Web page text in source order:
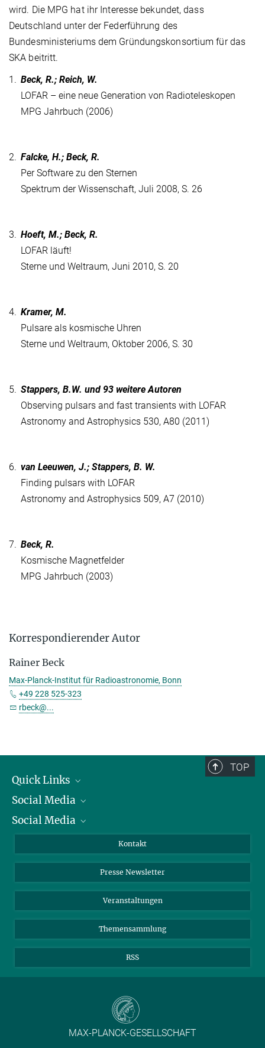
wird. Die MPG hat ihr Interesse bekundet, dass
Deutschland unter der Federführung des
Bundesministeriums dem Gründungskonsortium für das
SKA beitritt.
1. Beck, R.; Reich, W.
LOFAR – eine neue Generation von Radioteleskopen
MPG Jahrbuch (2006)
2. Falcke, H.; Beck, R.
Per Software zu den Sternen
Spektrum der Wissenschaft, Juli 2008, S. 26
3. Hoeft, M.; Beck, R.
LOFAR läuft!
Sterne und Weltraum, Juni 2010, S. 20
4. Kramer, M.
Pulsare als kosmische Uhren
Sterne und Weltraum, Oktober 2006, S. 30
5. Stappers, B.W. und 93 weitere Autoren
Observing pulsars and fast transients with LOFAR
Astronomy and Astrophysics 530, A80 (2011)
6. van Leeuwen, J.; Stappers, B. W.
Finding pulsars with LOFAR
Astronomy and Astrophysics 509, A7 (2010)
7. Beck, R.
Kosmische Magnetfelder
MPG Jahrbuch (2003)
Korrespondierender Autor
Rainer Beck
Max-Planck-Institut für Radioastronomie, Bonn
+49 228 525-323
rbeck@...
TOP
Quick Links
Präsident
Zahlen und Fakten
Meldestelle Fehlverhalten
Social Media
Bluesky
TikTok
Social Media
Instagram
YouTube
Kontakt
Presse Newsletter
Veranstaltungen
Themensammlung
RSS
MAX-PLANCK-GESELLSCHAFT